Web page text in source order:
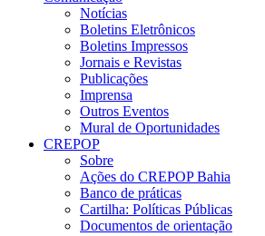
Notícias
Boletins Eletrônicos
Boletins Impressos
Jornais e Revistas
Publicações
Imprensa
Outros Eventos
Mural de Oportunidades
CREPOP
Sobre
Ações do CREPOP Bahia
Banco de práticas
Cartilha: Políticas Públicas
Documentos de orientação